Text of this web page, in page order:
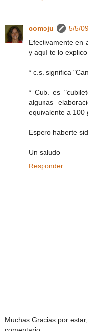
comoju
5/5/
Efectivamente en
y aquí te lo explico
* c.s. significa
* Cub. es
algunas
equivalente a 100
Espero haberte
Un saludo
Responder
Muchas Gracias por